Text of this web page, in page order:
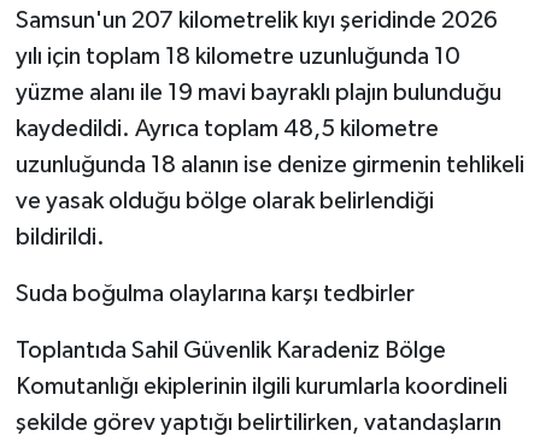
Samsun'un 207 kilometrelik kıyı şeridinde 2026
yılı için toplam 18 kilometre uzunluğunda 10
yüzme alanı ile 19 mavi bayraklı plajın bulunduğu
kaydedildi. Ayrıca toplam 48,5 kilometre
uzunluğunda 18 alanın ise denize girmenin tehlikeli
ve yasak olduğu bölge olarak belirlendiği
bildirildi.
Suda boğulma olaylarına karşı tedbirler
Toplantıda Sahil Güvenlik Karadeniz Bölge
Komutanlığı ekiplerinin ilgili kurumlarla koordineli
şekilde görev yaptığı belirtilirken, vatandaşların